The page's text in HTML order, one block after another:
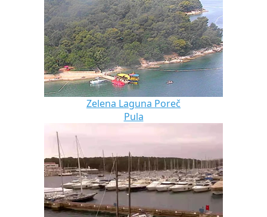
Zelena Laguna Poreč
Pula